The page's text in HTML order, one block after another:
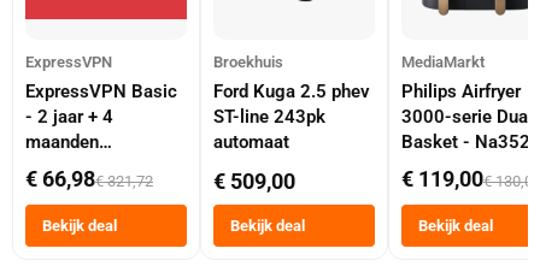
ExpressVPN
ExpressVPN Basic
- 2 jaar + 4
maanden
abonnement
€ 66,98€ 321,72
Bekijk deal
Broekhuis
Ford Kuga 2.5 phev
ST-line 243pk
automaat
€ 509,00
Bekijk deal
MediaMarkt
Philips Airfryer
3000-serie Dual
Basket -
Dubbele Mand 9
Tot 6 Personen
Heteluchtfriteuse
Zwart
€ 119,00€ 130,00
Bekijk deal